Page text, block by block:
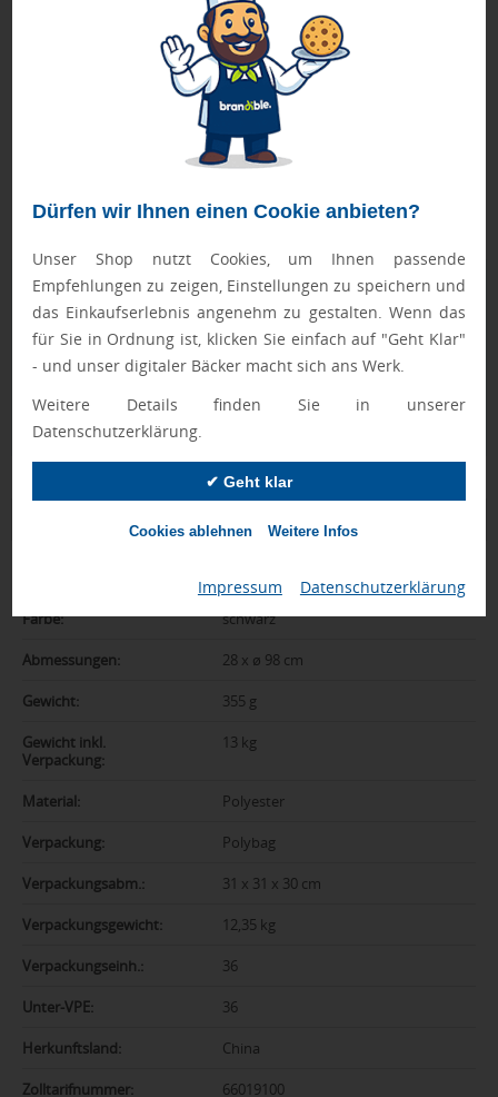
Dürfen wir Ihnen einen Cookie anbieten?
Unser Shop nutzt Cookies, um Ihnen passende
Empfehlungen zu zeigen, Einstellungen zu speichern und
das Einkaufserlebnis angenehm zu gestalten. Wenn das
für Sie in Ordnung ist, klicken Sie einfach auf "Geht Klar"
- und unser digitaler Bäcker macht sich ans Werk.
Weitere Details finden Sie in unserer
Datenschutzerklärung.
✔ Geht klar
Cookies ablehnen Weitere Infos
Impressum Datenschutzerklärung
bequem in jeder Hand liegt. Dank seiner Größe passt er im
zusammengeklappten Zustand perfekt in eine
(Hand-)Tasche. Darüber hinaus bietet er zahlreiche
Möglichkeiten für die Anbringung von Logos oder anderen
Botschaften und ist in verschiedenen Farben erhältlich.
FASTLANE-Artikel werden nach Druckfreigabe priorisiert
Bei Mengen ab 500 Stück bitte die Lieferzeit anfragen!
Geprüft von Ewa
Nur Produkte, die unserenQualitätscheckbestehen,
schaffen es in den Shop.Mehr erfahren
Ewa Engel,
Qualitätssicherung
042-10901600
Farbe: schwarz
Abmessungen: 28 x ø 98 cm
Gewicht: 355 g
Gewicht inkl.
Verpackung:
13 kg
Material: Polyester
Verpackung: Polybag
Verpackungsabm.: 31 x 31 x 30 cm
Verpackungsgewicht: 12,35 kg
Verpackungseinh.: 36
Unter-VPE: 36
Herkunftsland: China
Zolltarifnummer: 66019100